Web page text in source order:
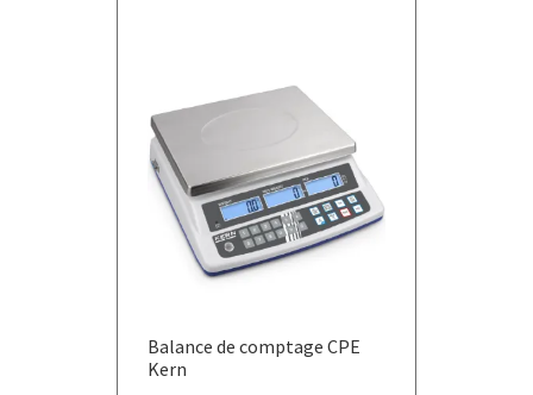
peuvent
être
choisies
sur
produit
Balance de comptage CPE
Kern